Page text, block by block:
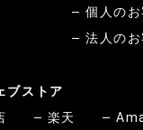
個人のお
法人のお
ブストア
楽天